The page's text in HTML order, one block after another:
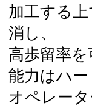
加工する
消し、
高歩留率
能力はハ
オペレー